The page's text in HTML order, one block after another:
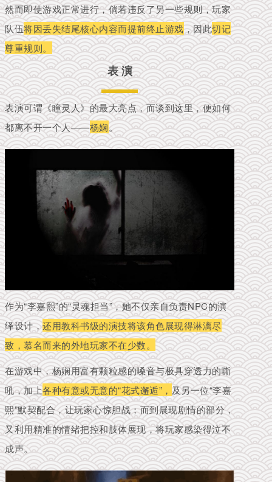
然而即使游戏正常进行，倘若违反了另一些规则，玩家
队伍将因丢失结尾核心内容而提前终止游戏，因此切记
尊重规则。
表 演
表演可谓《瞳灵人》的最大亮点，而谈到这里，便如何
都离不开一个人——杨娴。
作为“李嘉熙”的“灵魂担当”，她不仅亲自负责NPC的演
绎设计，还用教科书级的演技将该角色展现得淋漓尽
致，慕名而来的外地玩家不在少数。
在游戏中，杨娴用富有颗粒感的嗓音与极具穿透力的嘶
吼，加上各种有意或无意的“花式邂逅”， 及另一位“李嘉
熙”默契配合，让玩家心惊胆战；而到展现剧情的部分，
又利用精准的情绪把控和肢体展现，将玩家感染得泣不
成声。